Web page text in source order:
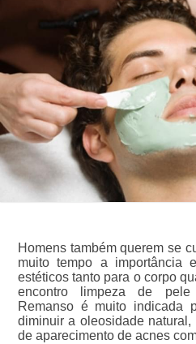
Homens também querem se
muito tempo a importância
estéticos tanto para o corpo
encontro limpeza de
Remanso é muito indicada
diminuir a oleosidade
de aparecimento de acnes